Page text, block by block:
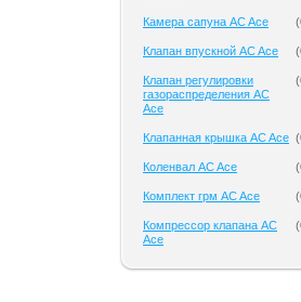
Камера сапуна AC Ace (
Клапан впускной AC Ace (
Клапан регулировки
газораспределения AC
Ace
(
Клапанная крышка AC Ace (
Коленвал AC Ace (
Комплект грм AC Ace (
Компрессор клапана AC
Ace
(